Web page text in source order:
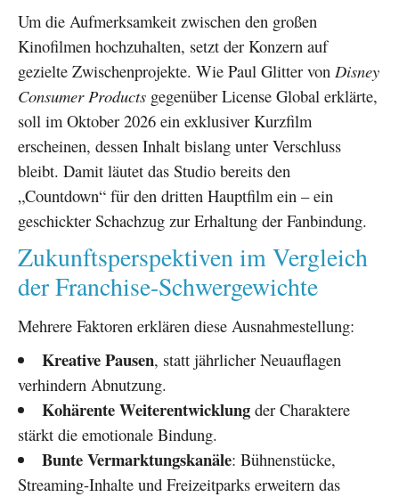
Um die Aufmerksamkeit zwischen den großen
Kinofilmen hochzuhalten, setzt der Konzern auf
gezielte Zwischenprojekte. Wie Paul Glitter von Disney
Consumer Products gegenüber License Global erklärte,
soll im Oktober 2026 ein exklusiver Kurzfilm
erscheinen, dessen Inhalt bislang unter Verschluss
bleibt. Damit läutet das Studio bereits den
„Countdown“ für den dritten Hauptfilm ein – ein
geschickter Schachzug zur Erhaltung der Fanbindung.
Zukunftsperspektiven im Vergleich
der Franchise-Schwergewichte
Mehrere Faktoren erklären diese Ausnahmestellung:
Kreative Pausen, statt jährlicher Neuauflagen
verhindern Abnutzung.
Kohärente Weiterentwicklungder Charaktere
stärkt die emotionale Bindung.
Bunte Vermarktungskanäle: Bühnenstücke,
Streaming-Inhalte und Freizeitparks erweitern das